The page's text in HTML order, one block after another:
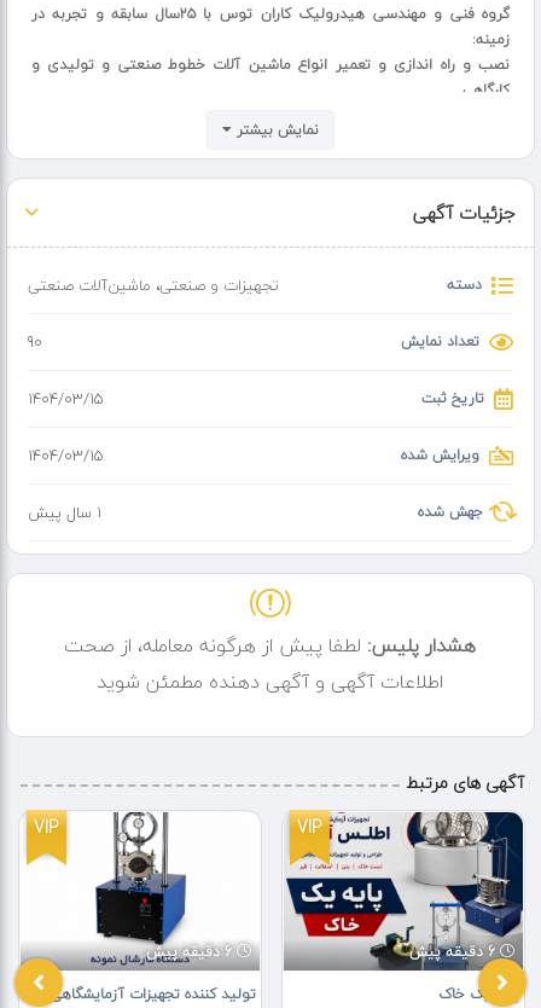
گروه فنی و مهندسی هیدرولیک کاران توس با ۲۵سال سابقه و تجربه در
زمینه:
نصب و راه اندازی و تعمیر انواع ماشین آلات خطوط صنعتی و تولیدی و
کارگاهی.
تعمیر انواع پرس های هیدرولیکی و پنوماتیکی و ضربه ای با هر تناژی.تعمیر
انواع دستگاه های تراش و فرز و نورد و پانچ و گیوتین و.....
نمایش بیشتر
جزئیات آگهی
دسته تجهیزات و صنعتی، ماشین‌آلات صنعتی
تعداد نمایش 90
تاریخ ثبت ۱۴۰۴/۰۳/۱۵
ویرایش شده ۱۴۰۴/۰۳/۱۵
جهش شده 1 سال پیش
هشدار پلیس: لطفا پیش از هرگونه معامله، از صحت
اطلاعات آگهی و آگهی دهنده مطمئن شوید
آگهی های مرتبط
VIP
6 دقیقه پیش
تولید کننده تجهیزات آزمایشگاهی
VIP
6 دقیقه پیش
پایه یک خاک